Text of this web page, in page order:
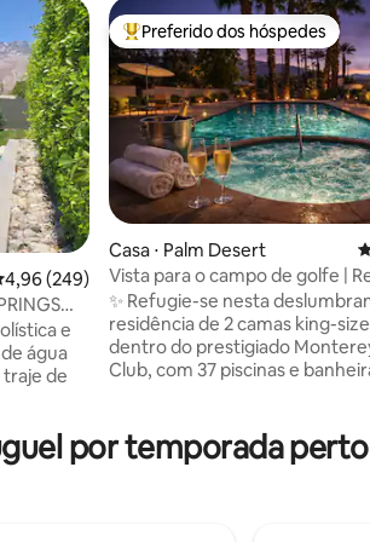
de uma avaliação média de 5, 249
4,96 (249)
e
água
traje de
o corpo,
Entre os melhores preferidos
Preferido dos hóspedes
Casa ⋅ Palm Desert
Vista para o campo de golfe |
boho | Piscina + banheira de
hidromassagem
✨ Refugie-se nesta
residência de 2 camas king-
dentro do prestigiado
Club, com 37 piscinas e
no campo de golfe, com vistas
deslumbrantes do fairway.
por temporada